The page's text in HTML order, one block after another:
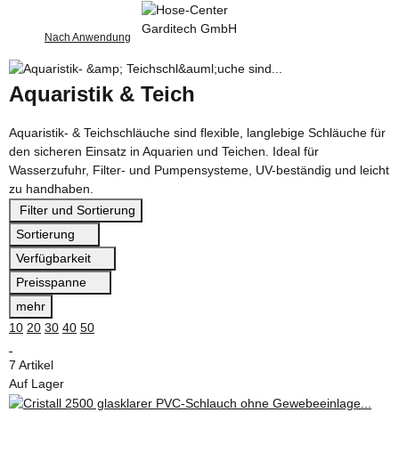
Nach Anwendung
Aquaristik & Teich
Aquaristik- & Teichschläuche sind flexible, langlebige Schläuche für
den sicheren Einsatz in Aquarien und Teichen. Ideal für
Wasserzufuhr, Filter- und Pumpensysteme, UV-beständig und leicht
zu handhaben.
Filter und Sortierung
Sortierung
Verfügbarkeit
Preisspanne
mehr
10 20 30 40 50
7 Artikel
Auf Lager